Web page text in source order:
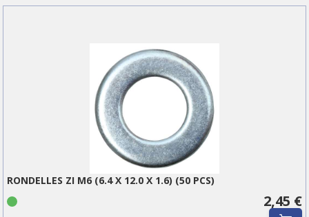
RONDELLES ZI M6 (6.4 X 12.0 X 1.6) (50 PCS)
2,45 €